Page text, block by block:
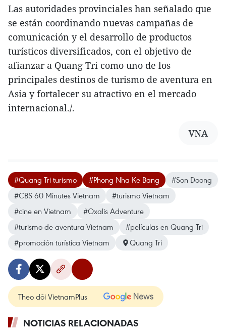
Las autoridades provinciales han señalado que
se están coordinando nuevas campañas de
comunicación y el desarrollo de productos
turísticos diversificados, con el objetivo de
afianzar a Quang Tri como uno de los
principales destinos de turismo de aventura en
Asia y fortalecer su atractivo en el mercado
internacional./.
VNA
#Quang Tri turismo #Phong Nha Ke Bang
#Son Doong
#CBS 60 Minutes Vietnam
#turismo Vietnam
#cine en Vietnam
#Oxalis Adventure
#turismo de aventura Vietnam
#películas en Quang Tri
#promoción turística Vietnam
Quang Tri
Theo dõi VietnamPlus
NOTICIAS RELACIONADAS